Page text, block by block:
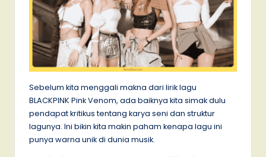
Sebelum kita menggali makna dari lirik lagu
BLACKPINK Pink Venom, ada baiknya kita simak dulu
pendapat kritikus tentang karya seni dan struktur
lagunya. Ini bikin kita makin paham kenapa lagu ini
punya warna unik di dunia musik.